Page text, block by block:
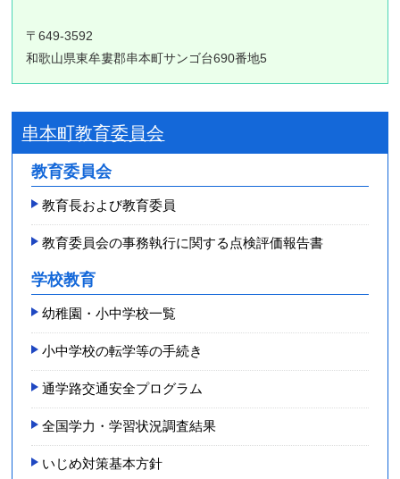
〒649-3592
和歌山県東牟婁郡串本町サンゴ台690番地5
串本町教育委員会
教育委員会
教育長および教育委員
教育委員会の事務執行に関する点検評価報告書
学校教育
幼稚園・小中学校一覧
小中学校の転学等の手続き
通学路交通安全プログラム
全国学力・学習状況調査結果
いじめ対策基本方針